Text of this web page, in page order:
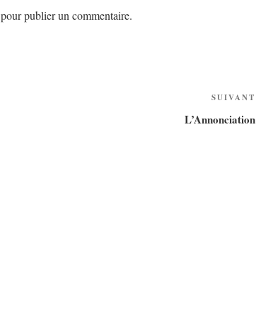
pour publier un commentaire.
SUIVANT
L’Annonciation